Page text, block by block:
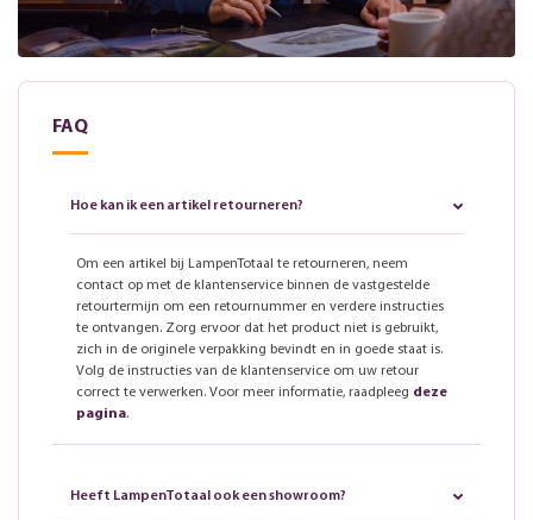
FAQ
Hoe kan ik een artikel retourneren?
Om een artikel bij LampenTotaal te retourneren, neem
contact op met de klantenservice binnen de vastgestelde
retourtermijn om een retournummer en verdere instructies
te ontvangen. Zorg ervoor dat het product niet is gebruikt,
zich in de originele verpakking bevindt en in goede staat is.
Volg de instructies van de klantenservice om uw retour
correct te verwerken. Voor meer informatie, raadpleeg deze
pagina.
Heeft LampenTotaal ook een showroom?